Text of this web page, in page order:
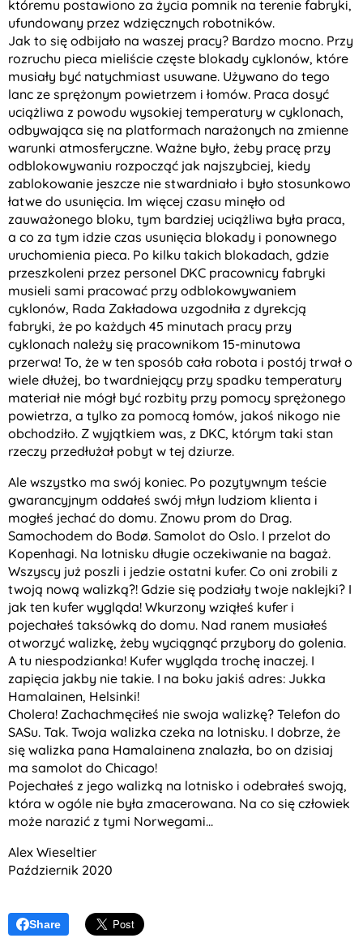
któremu postawiono za życia pomnik na terenie fabryki,
ufundowany przez wdzięcznych robotników.
Jak to się odbijało na waszej pracy? Bardzo mocno. Przy
rozruchu pieca mieliście częste blokady cyklonów, które
musiały być natychmiast usuwane. Używano do tego
lanc ze sprężonym powietrzem i łomów. Praca dosyć
uciążliwa z powodu wysokiej temperatury w cyklonach,
odbywająca się na platformach narażonych na zmienne
warunki atmosferyczne. Ważne było, żeby pracę przy
odblokowywaniu rozpocząć jak najszybciej, kiedy
zablokowanie jeszcze nie stwardniało i było stosunkowo
łatwe do usunięcia. Im więcej czasu minęło od
zauważonego bloku, tym bardziej uciążliwa była praca,
a co za tym idzie czas usunięcia blokady i ponownego
uruchomienia pieca. Po kilku takich blokadach, gdzie
przeszkoleni przez personel DKC pracownicy fabryki
musieli sami pracować przy odblokowywaniem
cyklonów, Rada Zakładowa uzgodniła z dyrekcją
fabryki, że po każdych 45 minutach pracy przy
cyklonach należy się pracownikom 15-minutowa
przerwa! To, że w ten sposób cała robota i postój trwał o
wiele dłużej, bo twardniejący przy spadku temperatury
materiał nie mógł być rozbity przy pomocy sprężonego
powietrza, a tylko za pomocą łomów, jakoś nikogo nie
obchodziło. Z wyjątkiem was, z DKC, którym taki stan
rzeczy przedłużał pobyt w tej dziurze.
Ale wszystko ma swój koniec. Po pozytywnym teście
gwarancyjnym oddałeś swój młyn ludziom klienta i
mogłeś jechać do domu. Znowu prom do Drag.
Samochodem do Bodø. Samolot do Oslo. I przelot do
Kopenhagi. Na lotnisku długie oczekiwanie na bagaż.
Wszyscy już poszli i jedzie ostatni kufer. Co oni zrobili z
twoją nową walizką?! Gdzie się podziały twoje naklejki? I
jak ten kufer wygląda! Wkurzony wziąłeś kufer i
pojechałeś taksówką do domu. Nad ranem musiałeś
otworzyć walizkę, żeby wyciągnąć przybory do golenia.
A tu niespodzianka! Kufer wygląda trochę inaczej. I
zapięcia jakby nie takie. I na boku jakiś adres: Jukka
Hamalainen, Helsinki!
Cholera! Zachachmęciłeś nie swoja walizkę? Telefon do
SASu. Tak. Twoja walizka czeka na lotnisku. I dobrze, że
się walizka pana Hamalainena znalazła, bo on dzisiaj
ma samolot do Chicago!
Pojechałeś z jego walizką na lotnisko i odebrałeś swoją,
która w ogóle nie była zmacerowana. Na co się człowiek
może narazić z tymi Norwegami...
Alex Wieseltier
Październik 2020
Share